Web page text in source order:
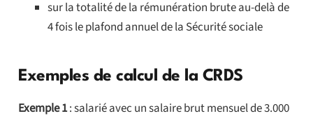
sur la totalité de la rémunération brute au-delà de
4 fois le plafond annuel de la Sécurité sociale
Exemples de calcul de la CRDS
Exemple 1: salarié avec un salaire brut mensuel de 3.000